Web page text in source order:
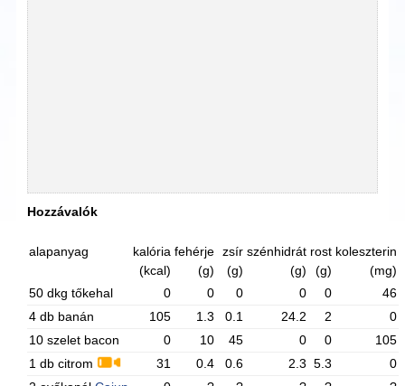
Hozzávalók
alapanyag
kalória
(kcal)
fehérje
(g)
zsír
(g)
szénhidrát
(g)
rost
(g)
koleszterin
(mg)
50 dkg tőkehal
0 0 0 0 0
46
4 db banán
105 1.3 0.1 24.2 2
0
10 szelet bacon
0 10 45 0 0
105
1 db citrom
31 0.4 0.6 2.3 5.3
0